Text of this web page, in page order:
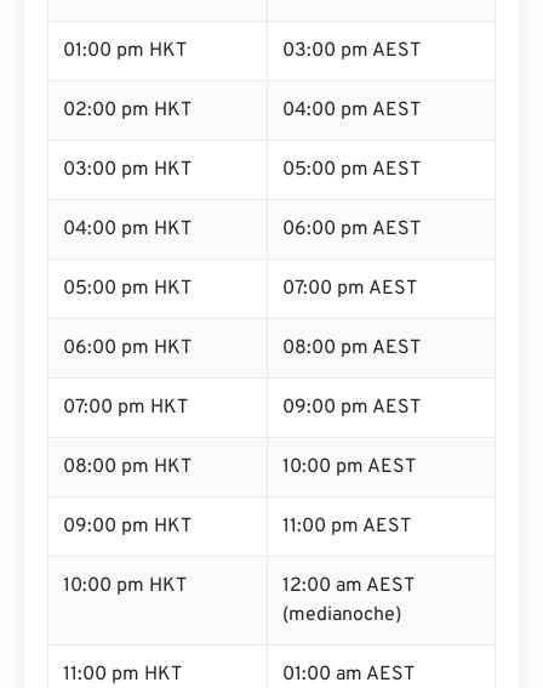
01:00 pm HKT 03:00 pm AEST
02:00 pm HKT 04:00 pm AEST
03:00 pm HKT 05:00 pm AEST
04:00 pm HKT 06:00 pm AEST
05:00 pm HKT 07:00 pm AEST
06:00 pm HKT 08:00 pm AEST
07:00 pm HKT 09:00 pm AEST
08:00 pm HKT 10:00 pm AEST
09:00 pm HKT 11:00 pm AEST
10:00 pm HKT
12:00 am AEST
(medianoche)
11:00 pm HKT 01:00 am AEST